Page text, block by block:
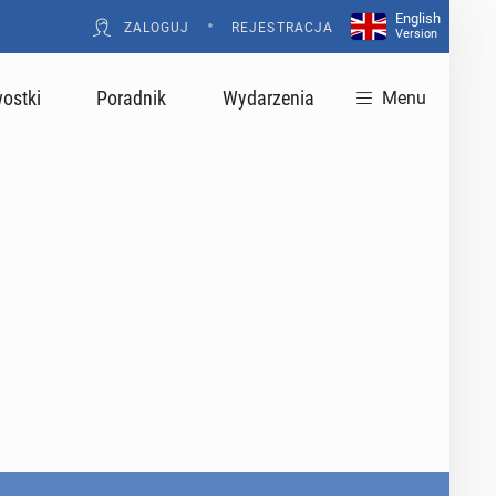
ZALOGUJ • REJESTRACJA
English
Version
Poradnik Wydarzenia Menu